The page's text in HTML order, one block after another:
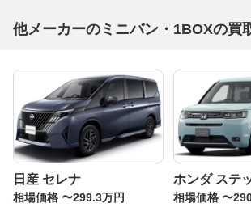
他メーカーのミニバン・1BOXの買
日産 セレナ
相場価格 〜299.3万円
ホンダ ステ
相場価格 〜